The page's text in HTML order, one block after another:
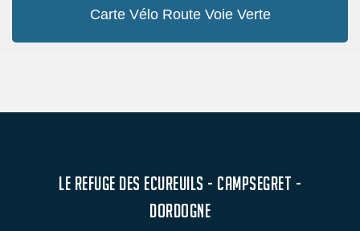
Carte Vélo Route Voie Verte
LE REFUGE DES ECUREUILS - CAMPSEGRET -
DORDOGNE